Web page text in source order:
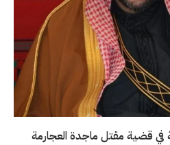
في قضية مقتل ماجدة العجارمة